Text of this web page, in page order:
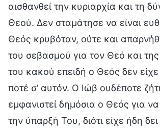
αισθανθεί την κυριαρχία και τη
Θεού. Δεν σταμάτησε να είναι
Θεός κρυβόταν, ούτε και
του σεβασμού για τον Θεό και
του κακού επειδή ο Θεός δεν είχε
ποτέ σ’ αυτόν. Ο Ιώβ ουδέποτε
εμφανιστεί δημόσια ο Θεός για να
την ύπαρξή Του, διότι είχε ήδη